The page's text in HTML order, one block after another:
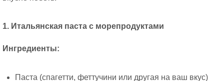
1. Итальянская паста с морепродуктами
Ингредиенты:
Паста (спагетти, феттучини или другая на ваш вкус)